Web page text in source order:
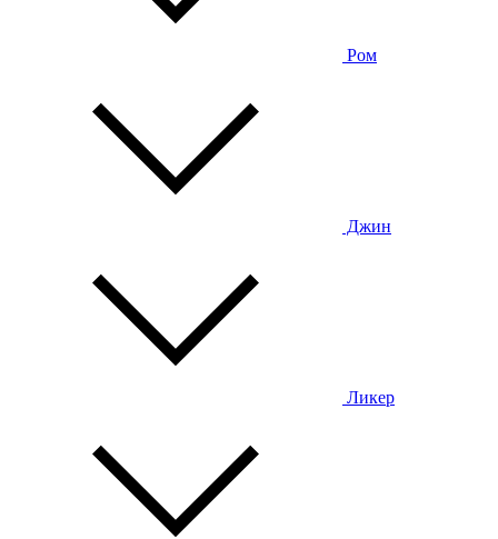
Ром
Джин
Ликер